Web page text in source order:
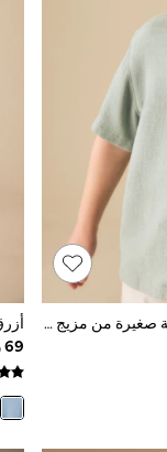
أخضر فاتح - قميص بكُم قصير بياقة صغيرة من مزيج كتان (3شهر-7سنة)